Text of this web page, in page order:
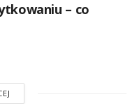
– co